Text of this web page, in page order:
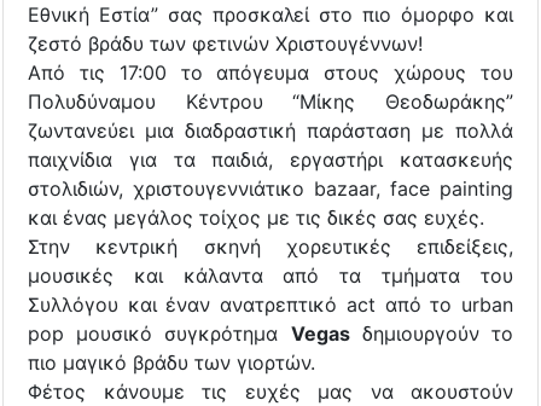
Εθνική Εστία” σας προσκαλεί στο πιο όμορφο και
ζεστό βράδυ των φετινών Χριστουγέννων!
Από τις 17:00 το απόγευμα στους χώρους του
Πολυδύναμου Κέντρου “Μίκης Θεοδωράκης”
ζωντανεύει μια διαδραστική παράσταση με πολλά
παιχνίδια για τα παιδιά, εργαστήρι κατασκευής
στολιδιών, χριστουγεννιάτικο bazaar, face painting
και ένας μεγάλος τοίχος με τις δικές σας ευχές.
Στην κεντρική σκηνή χορευτικές επιδείξεις,
μουσικές και κάλαντα από τα τμήματα του
Συλλόγου και έναν ανατρεπτικό act από το urban
pop μουσικό συγκρότημα Vegasδημιουργούν το
πιο μαγικό βράδυ των γιορτών.
Φέτος κάνουμε τις ευχές μας να ακουστούν